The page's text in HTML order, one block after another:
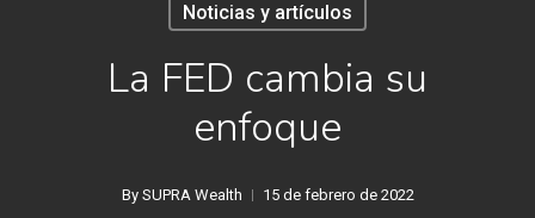
Noticias y artículos
La FED cambia su
enfoque
By SUPRA Wealth
15 de febrero de 2022